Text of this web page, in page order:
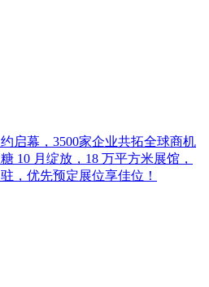
启幕，3500家企业共拓全球商机
10 月绽放，18 万平方米展馆，
，优先预定展位享佳位！